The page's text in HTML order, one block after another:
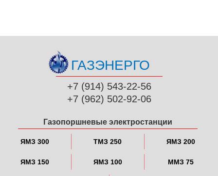
ГАЗЭНЕРГО
+7 (914) 543-22-56
+7 (962) 502-92-06
Газопоршневые электростанции
ЯМЗ 300 ТМЗ 250 ЯМЗ 200
ЯМЗ 150 ЯМЗ 100 ММЗ 75